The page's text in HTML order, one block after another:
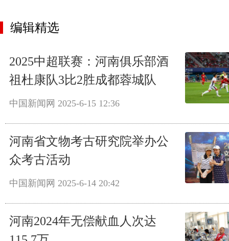
编辑精选
2025中超联赛：河南俱乐部酒
祖杜康队3比2胜成都蓉城队
中国新闻网 2025-6-15 12:36
河南省文物考古研究院举办公
众考古活动
中国新闻网 2025-6-14 20:42
河南2024年无偿献血人次达